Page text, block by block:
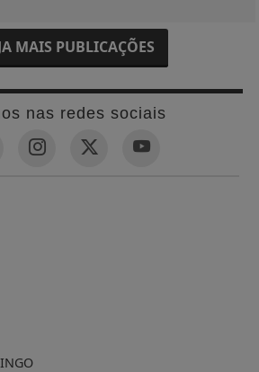
MAIS PUBLICAÇÕES
nas redes sociais